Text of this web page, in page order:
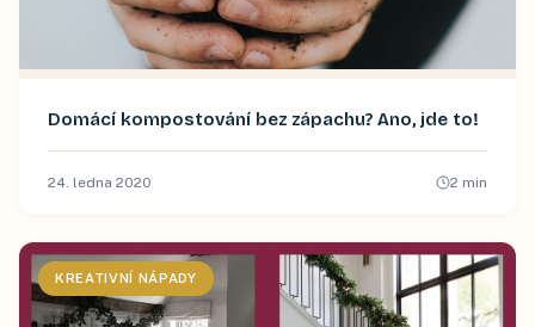
Domácí kompostování bez zápachu? Ano, jde to!
24. ledna 2020 2 min
KREATIVNÍ NÁPADY